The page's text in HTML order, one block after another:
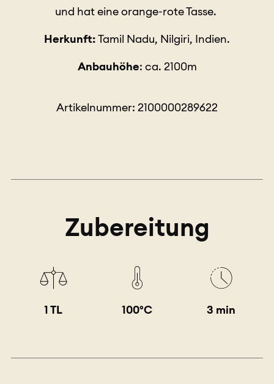
und hat eine orange-rote Tasse.
Herkunft:Tamil Nadu, Nilgiri, Indien.
Anbauhöhe: ca. 2100m
Artikelnummer: 2100000289622
Zubereitung
1 TL 100°C 3 min